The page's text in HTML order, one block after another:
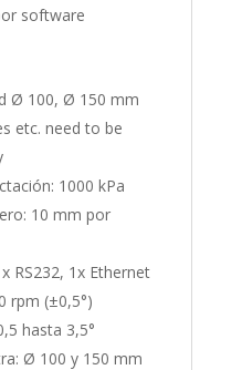
software
Ø 100, Ø 150 mm
etc. need to be
1000 kPa
10 mm por
RS232, 1x Ethernet
rpm (±0,5°)
hasta 3,5°
Ø 100 y 150 mm